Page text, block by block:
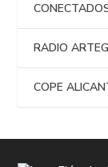
RADIO
COPE